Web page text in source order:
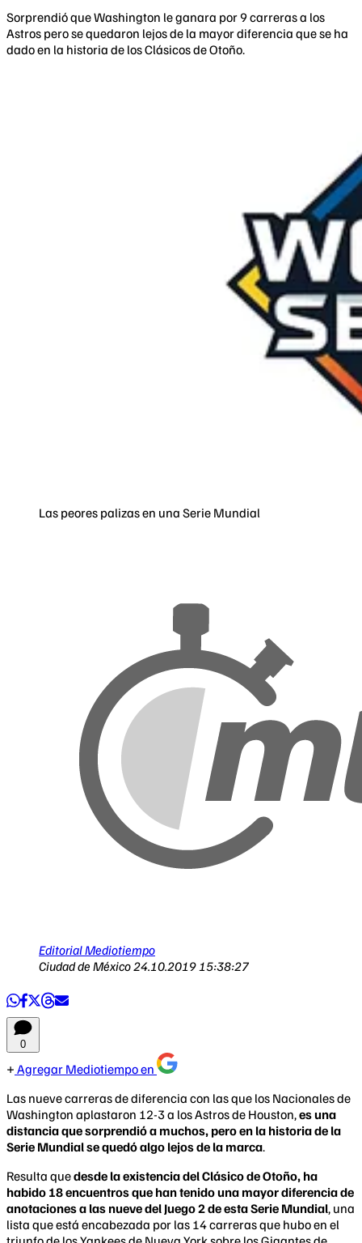
Sorprendió que Washington le ganara por 9 carreras a los
Astros pero se quedaron lejos de la mayor diferencia que se ha
dado en la historia de los Clásicos de Otoño.
Las peores palizas en una Serie Mundial
Editorial Mediotiempo
Ciudad de México24.10.2019 15:38:27
0
Agregar Mediotiempo en
Las nueve carreras de diferencia con las que los Nacionales de
Washington aplastaron 12-3 a los Astros de Houston,es una
distancia que sorprendió a muchos, pero en la historia de la
Serie Mundial se quedó algo lejos de la marca.
Resulta quedesde la existencia del Clásico de Otoño, ha
habido 18 encuentros que han tenido una mayor diferencia de
anotaciones a las nueve del Juego 2 de esta Serie Mundial, una
lista que está encabezada por las 14 carreras que hubo en el